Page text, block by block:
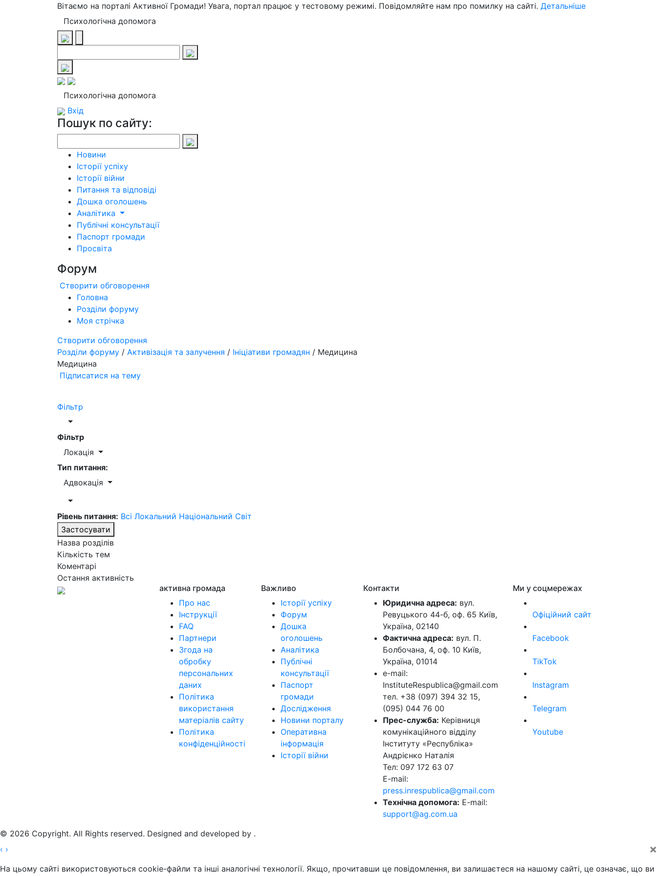
Вітаємо на порталі Активної Громади! Увага, портал працює у тестовому режимі. Повідомляйте нам про помилку на сайті. Детальніше
Психологічна допомога
Психологічна допомога
Вхід
Пошук по сайту:
Новини
Історії успіху
Історії війни
Питання та відповіді
Дошка оголошень
Аналітика
Публічні консультації
Паспорт громади
Просвіта
Форум
Створити обговорення
Головна
Розділи форуму
Моя стрічка
Створити обговорення
Розділи форуму / Активізація та залучення / Ініціативи громадян / Медицина
Медицина
Підписатися на тему
Фільтр
Фільтр
Локація
Тип питання:
Адвокація
Рівень питання: Всі Локальний Національний Світ
Застосувати
Назва розділів
Кількість тем
Коментарі
Остання активність
активна громада
Про нас
Інструкції
FAQ
Партнери
Згода на
обробку
персональних
даних
Політика
використання
матеріалів сайту
Політика
конфіденційності
Важливо
Історії успіху
Форум
Дошка
оголошень
Аналітика
Публічні
консультації
Паспорт
громади
Дослідження
Новини порталу
Оперативна
інформація
Історії війни
Контакти
Юридична адреса: вул.
Ревуцького 44-б, оф. 65 Київ,
Україна, 02140
Фактична адреса: вул. П.
Болбочана, 4, оф. 10 Київ,
Україна, 01014
e-mail:
InstituteRespublica@gmail.com
тел. +38 (097) 394 32 15,
(095) 044 76 00
Прес-служба: Керівниця
комунікаційного відділу
Інституту «Республіка»
Андрієнко Наталія
Тел: 097 172 63 07
E-mail:
press.inrespublica@gmail.com
Технічна допомога: E-mail:
support@ag.com.ua
Ми у соцмережах
Офіційний сайт
Facebook
TikTok
Instagram
Telegram
Youtube
© 2026 Copyright. All Rights reserved. Designed and developed by .
‹ › ×
На цьому сайті використовуються cookie-файли та інші аналогічні технології. Якщо, прочитавши це повідомлення, ви залишаєтеся на нашому сайті, це означає, що ви